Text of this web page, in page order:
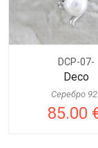
DCP-07-
Deco
Серебро
85.00